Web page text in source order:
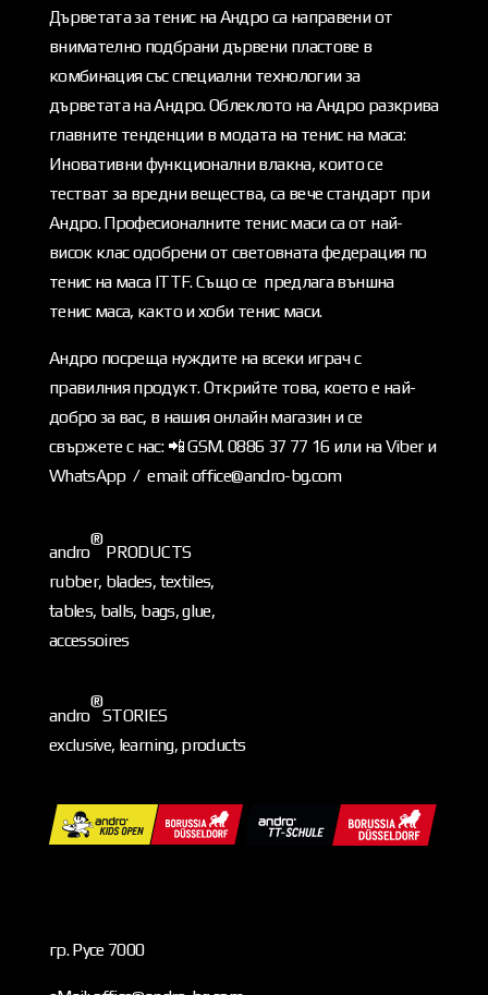
Дърветата за тенис на Андро са направени от
внимателно подбрани дървени пластове в
комбинация със специални технологии за
дърветата на Андро. Облеклото на Андро разкрива
главните тенденции в модата на тенис на маса:
Иновативни функционални влакна, които се
тестват за вредни вещества, са вече стандарт при
Андро. Професионалните тенис маси са от най-
висок клас одобрени от световната федерация по
тенис на маса ITTF. Също се предлага външна
тенис маса, както и хоби тенис маси.
Андро посреща нуждите на всеки играч с
правилния продукт. Открийте това, което е най-
добро за вас, в нашия онлайн магазин и се
свържете с нас: 📲 GSM. 0886 37 77 16 или на Viber и
WhatsApp / email: office@andro-bg.com
andro
®
PRODUCTS
rubber, blades, textiles,
tables, balls, bags, glue,
accessoires
andro
®
STORIES
exclusive, learning, products
гр. Русе 7000